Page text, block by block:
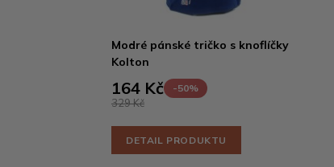
Modré pánské tričko s knoflíčky
Kolton
164 Kč -50%
329 Kč
DETAIL PRODUKTU